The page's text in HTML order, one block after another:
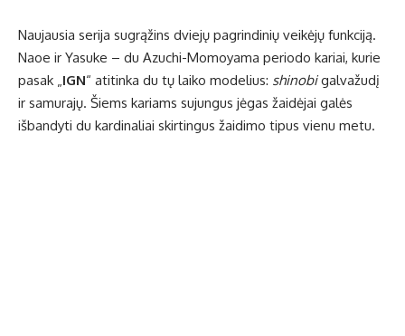
Naujausia serija sugrąžins dviejų pagrindinių veikėjų funkciją.
Naoe ir Yasuke – du Azuchi-Momoyama periodo kariai, kurie
pasak „IGN“ atitinka du tų laiko modelius: shinobigalvažudį
ir samurajų. Šiems kariams sujungus jėgas žaidėjai galės
išbandyti du kardinaliai skirtingus žaidimo tipus vienu metu.